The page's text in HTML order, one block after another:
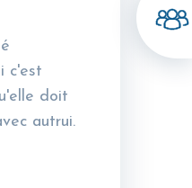
c'est
doit
autrui.